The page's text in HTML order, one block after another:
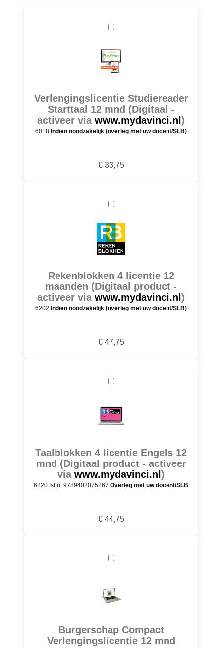
Verlengingslicentie Studiereader
Starttaal 12 mnd (Digitaal -
activeer via www.mydavinci.nl )
6018 Indien noodzakelijk (overleg met uw docent/SLB)
€ 33,75
Rekenblokken 4 licentie 12
maanden (Digitaal product -
activeer via www.mydavinci.nl )
6202 Indien noodzakelijk (overleg met uw docent/SLB)
€ 47,75
Taalblokken 4 licentie Engels 12
mnd (Digitaal product - activeer
via www.mydavinci.nl )
6220 Isbn: 9789402075267 Overleg met uw docent/SLB
€ 44,75
Burgerschap Compact
Verlengingslicentie 12 mnd